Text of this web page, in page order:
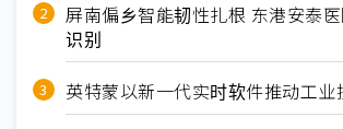
屏南偏乡智能韧性扎根 东港安泰
识别
英特蒙以新一代实时软件推动工业